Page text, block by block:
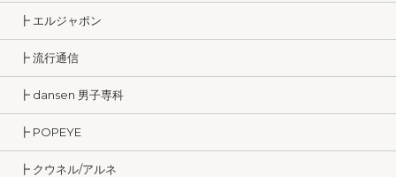
┣ エルジャポン
┣ 流行通信
┣ dansen 男子専科
┣ POPEYE
┣ クウネル/アルネ